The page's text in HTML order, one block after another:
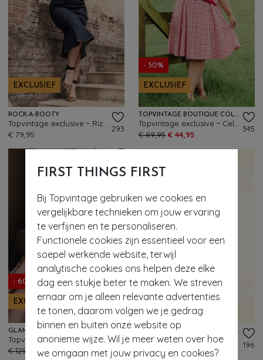
FIRST THINGS FIRST
Bij Topvintage gebruiken we cookies en
vergelijkbare technieken om jouw ervaring
te verfijnen en te personaliseren.
Functionele cookies zijn essentieel voor een
soepel werkende website, terwijl
analytische cookies ons helpen deze elke
dag een stukje beter te maken. We streven
ernaar om je alleen relevante advertenties
te tonen, daarom volgen we je gedrag
binnen en buiten onze website op
anonieme wijze. Wil je meer weten over hoe
we omgaan met jouw privacy en cookies?
EXCLUSIEF
ROCK-A-BOOTY
€ 79,95
293
- 50%
EXCLUSIEF
TOPVINTAGE BOUTIQUE COLLECTION
€ 89,95 € 44,95
345
- 60%
EXCLUSIEF
GLAMOUR BUNNY
Topvintage Exclusive ~ The Priscilla a-lijn jurk in marineblauw en wit
€ 129,95
€ 51,95
251
- 60%
EXCLUSIEF
VINTAGE CHIC FOR TOPVINTAGE
€ 69,95 € 27,95
196